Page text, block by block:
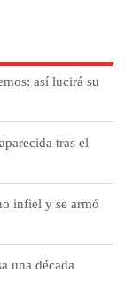
así lucirá su
tras el
infiel y se armó
una década